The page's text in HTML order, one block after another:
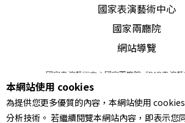
國家表演藝術中心
國家兩廳院
網站導覽
國家表演藝術中心國家兩廳院《PAR表演
© 2022Performing arts redefined. All
統一編號 Tax Id number
本站所提供相關演出資訊，如有異動應以主辦
本網站使用 cookies
為提供您更多優質的內容，本網站使用 cookies
分析技術。 若繼續閱覽本網站內容，即表示您